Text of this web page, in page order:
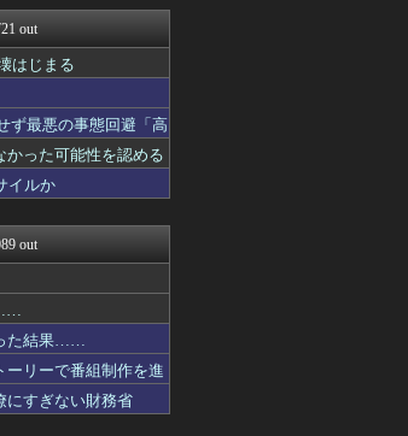
ザイク＠ネ...
ース録
ー｜2c...
ねる
ザイク＠ネ...
報＠刃
∀`)
out
はじまる
ず最悪の事態回避「高
かった可能性を認める
イルか
out
……
た結果……
リーで番組制作を進
にすぎない財務省